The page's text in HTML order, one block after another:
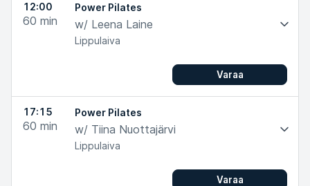
12:00
60 min
Power Pilates
w/ Leena Laine
Lippulaiva
Varaa
17:15
60 min
Power Pilates
w/ Tiina Nuottajärvi
Lippulaiva
Varaa